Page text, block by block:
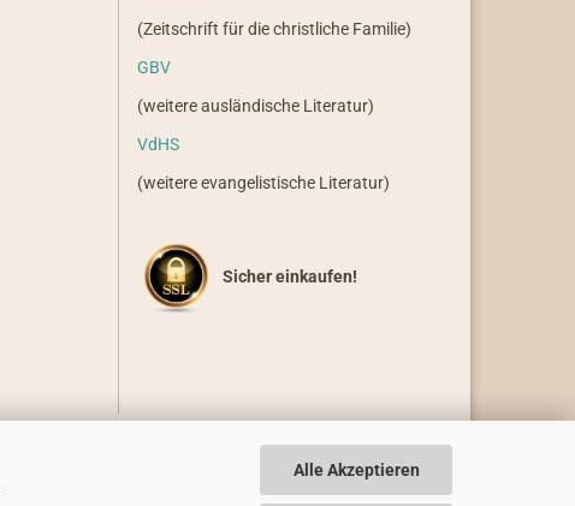
Alle Akzeptieren
(Zeitschrift für die christliche Familie)
GBV
(weitere ausländische Literatur)
VdHS
(weitere evangelistische Literatur)
Sicher einkaufen!